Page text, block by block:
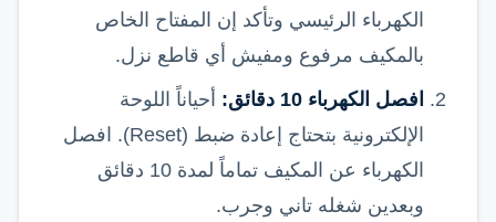
الكهرباء الرئيسي وتأكد إن المفتاح الخاص
بالمكيف مرفوع ومفيش أي قاطع نزل.
افصل الكهرباء 10 دقائق:
أحياناً اللوحة
الإلكترونية بتحتاج إعادة ضبط (Reset). افصل
الكهرباء عن المكيف تماماً لمدة 10 دقائق
وبعدين شغله تاني وجرب.